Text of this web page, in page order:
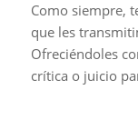
Como siempre,
que les
Ofreciéndoles
crítica o juicio